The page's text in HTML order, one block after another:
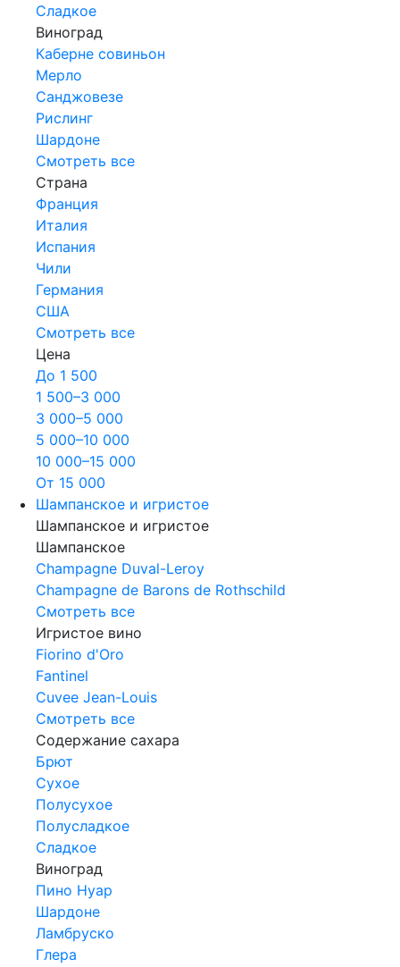
Сладкое
Виноград
Каберне совиньон
Мерло
Санджовезе
Рислинг
Шардоне
Смотреть все
Страна
Франция
Италия
Испания
Чили
Германия
США
Смотреть все
Цена
До 1 500
1 500–3 000
3 000–5 000
5 000–10 000
10 000–15 000
От 15 000
Шампанское и игристое
Шампанское и игристое
Шампанское
Champagne Duval-Leroy
Champagne de Barons de Rothschild
Смотреть все
Игристое вино
Fiorino d'Oro
Fantinel
Cuvee Jean-Louis
Смотреть все
Содержание сахара
Брют
Сухое
Полусухое
Полусладкое
Сладкое
Виноград
Пино Нуар
Шардоне
Ламбруско
Глера